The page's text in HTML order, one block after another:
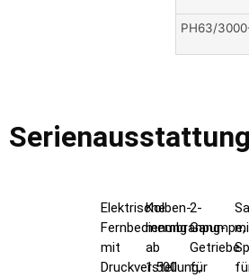
PH63/
Serienausstattung
Elektrische
Fernbedienung
mit
Druckverstellung,
Kolben-
membranpumpe,
ab
1.500
2-
Gang-
Getriebe
für